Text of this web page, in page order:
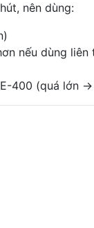
nên dùng:
nếu dùng liên
400 (quá lớn